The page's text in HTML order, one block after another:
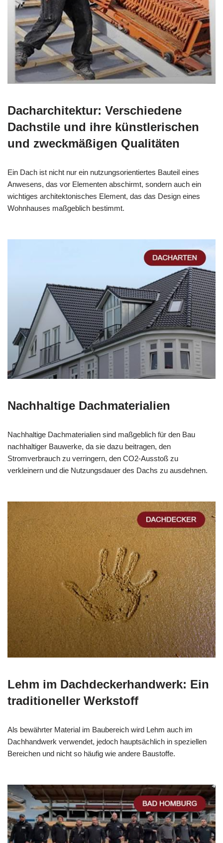
Dacharchitektur: Verschiedene
Dachstile und ihre künstlerischen
und zweckmäßigen Qualitäten
Ein Dach ist nicht nur ein nutzungsorientiertes Bauteil eines
Anwesens, das vor Elementen abschirmt, sondern auch ein
wichtiges architektonisches Element, das das Design eines
Wohnhauses maßgeblich bestimmt.
Nachhaltige Dachmaterialien
Nachhaltige Dachmaterialien sind maßgeblich für den Bau
nachhaltiger Bauwerke, da sie dazu beitragen, den
Stromverbrauch zu verringern, den CO2-Ausstoß zu
verkleinern und die Nutzungsdauer des Dachs zu ausdehnen.
Lehm im Dachdeckerhandwerk: Ein
traditioneller Werkstoff
Als bewährter Material im Baubereich wird Lehm auch im
Dachhandwerk verwendet, jedoch hauptsächlich in speziellen
Bereichen und nicht so häufig wie andere Baustoffe.